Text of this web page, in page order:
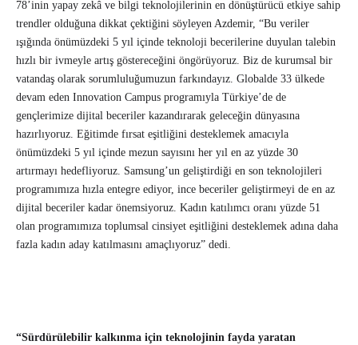
78’inin yapay zekâ ve bilgi teknolojilerinin en dönüştürücü etkiye sahip
trendler olduğuna dikkat çektiğini söyleyen Azdemir, “Bu veriler
ışığında önümüzdeki 5 yıl içinde teknoloji becerilerine duyulan talebin
hızlı bir ivmeyle artış göstereceğini öngörüyoruz. Biz de kurumsal bir
vatandaş olarak sorumluluğumuzun farkındayız. Globalde 33 ülkede
devam eden Innovation Campus programıyla Türkiye’de de
gençlerimize dijital beceriler kazandırarak geleceğin dünyasına
hazırlıyoruz. Eğitimde fırsat eşitliğini desteklemek amacıyla
önümüzdeki 5 yıl içinde mezun sayısını her yıl en az yüzde 30
artırmayı hedefliyoruz. Samsung’un geliştirdiği en son teknolojileri
programımıza hızla entegre ediyor, ince beceriler geliştirmeyi de en az
dijital beceriler kadar önemsiyoruz. Kadın katılımcı oranı yüzde 51
olan programımıza toplumsal cinsiyet eşitliğini desteklemek adına daha
fazla kadın aday katılmasını amaçlıyoruz” dedi.
“Sürdürülebilir kalkınma için teknolojinin fayda yaratan